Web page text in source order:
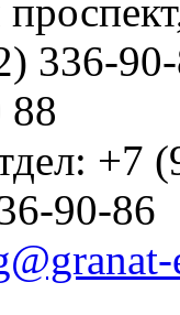
336-
88
+7
90-86